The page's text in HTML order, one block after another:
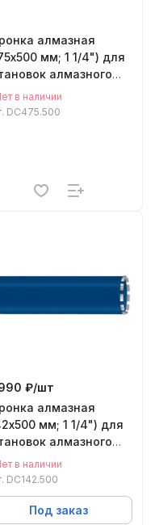
алмазная
мм; 1 1/4") для
алмазного
KEOS
в наличии
DC475.500
₽/шт
алмазная
мм; 1 1/4") для
алмазного
KEOS DC142.500
в наличии
DC142.500
Под заказ